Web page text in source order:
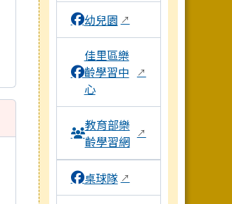
幼兒園 ↗
佳里區樂
齡學習中
心
↗
教育部樂
齡學習網
↗
桌球隊 ↗